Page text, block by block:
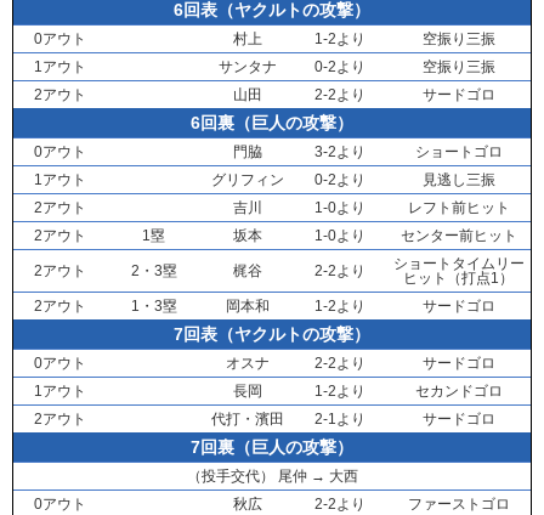
6回表（ヤクルトの攻撃）
0アウト 村上 1-2より
空振り三振
1アウト
サンタナ 0-2より
空振り三振
2アウト
山田 2-2より サードゴロ
6回裏（巨人の攻撃）
0アウト 門脇 3-2より
ショートゴロ
1アウト
グリフィン 0-2より
見逃し三振
2アウト
吉川 1-0より
レフト前ヒット
2アウト
1塁 坂本 1-0より センター前ヒット
2アウト 2・3塁 梶谷 2-2より
ショートタイムリー
ヒット（打点1）
2アウト
1・3塁 岡本和 1-2より サードゴロ
7回表（ヤクルトの攻撃）
0アウト オスナ 2-2より
サードゴロ
1アウト
長岡 1-2より
セカンドゴロ
2アウト
代打・ 濱田 2-1より サードゴロ
7回裏（巨人の攻撃）
（投手交代） 尾仲→ 大西
0アウト
秋広 2-2より
ファーストゴロ